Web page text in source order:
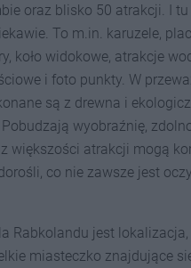
oraz blisko 50 atrakcji. I
To m.in. karuzele,
koło widokowe, atrakcje
i foto punkty. W
są z drewna i
Pobudzają wyobraźnię,
większości atrakcji mogą
co nie zawsze jest
Rabkolandu jest lokalizacja,
miasteczko znajdujące